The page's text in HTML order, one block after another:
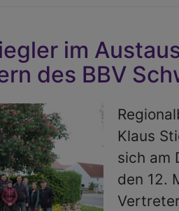
im
des BBV
Klaus
sich am
den 12.